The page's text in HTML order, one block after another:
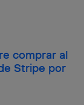
comprar al
Stripe por